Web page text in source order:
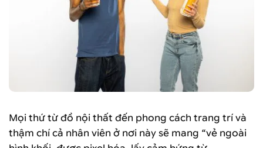
Mọi thứ từ đồ nội thất đến phong cách trang trí và
thậm chí cả nhân viên ở nơi này sẽ mang “vẻ ngoài